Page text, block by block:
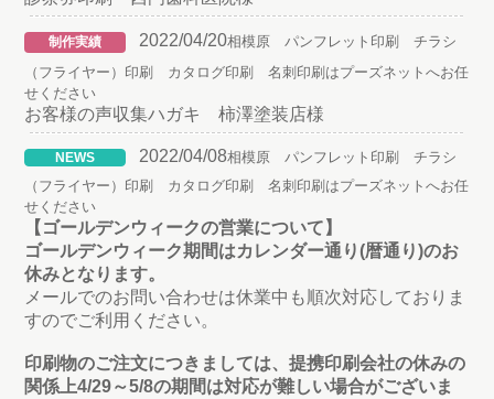
制作実績 2022/04/20相模原 パンフレット印刷 チラシ
（フライヤー）印刷 カタログ印刷 名刺印刷はプーズネットへお任
せください
お客様の声収集ハガキ 柿澤塗装店様
NEWS 2022/04/08相模原 パンフレット印刷 チラシ
（フライヤー）印刷 カタログ印刷 名刺印刷はプーズネットへお任
せください
【ゴールデンウィークの営業について】
ゴールデンウィーク期間はカレンダー通り(暦通り)のお
休みとなります。
メールでのお問い合わせは休業中も順次対応しておりま
すのでご利用ください。
印刷物のご注文につきましては、提携印刷会社の休みの
関係上4/29～5/8の期間は対応が難しい場合がございま